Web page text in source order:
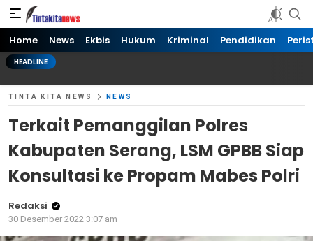
Tinta kita News
Informasi Terkini
Home News Ekbis Hukum Kriminal Pendidikan
HEADLINE
TINTA KITA NEWS NEWS
Terkait Pemanggilan Polres
Kabupaten Serang, LSM GPBB Siap
Konsultasi ke Propam Mabes Polri
Redaksi
30 Desember 2022 3:07 am